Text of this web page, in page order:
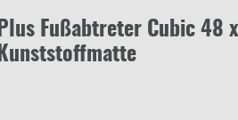
Plus Fußabtreter Cubic 48
Kunststoffmatte